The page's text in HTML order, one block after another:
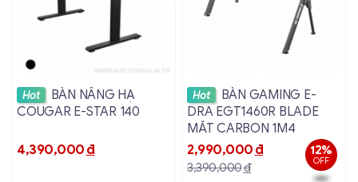
Xem chi tiết
Hot
BÀN NÂNG HẠ
COUGAR E-STAR 140
4,390,000đ
Xem chi tiết
Hot
BÀN GAMING E-
DRA EGT1460R BLADE
MẶT CARBON 1M4
2,990,000đ
3,390,000đ
12%
OFF